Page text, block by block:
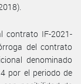
contrato IF-2021-
del contrato
denominado
por el periodo de